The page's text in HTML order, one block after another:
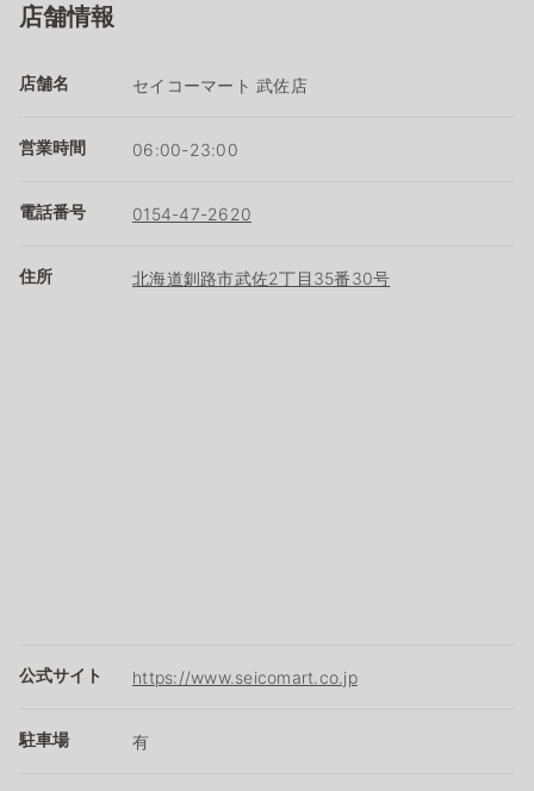
店舗情報
店舗名 セイコーマート 武佐店
営業時間 06:00-23:00
電話番号 0154-47-2620
住所 北海道釧路市武佐2丁目35番30号
公式サイト https://www.seicomart.co.jp
駐車場 有